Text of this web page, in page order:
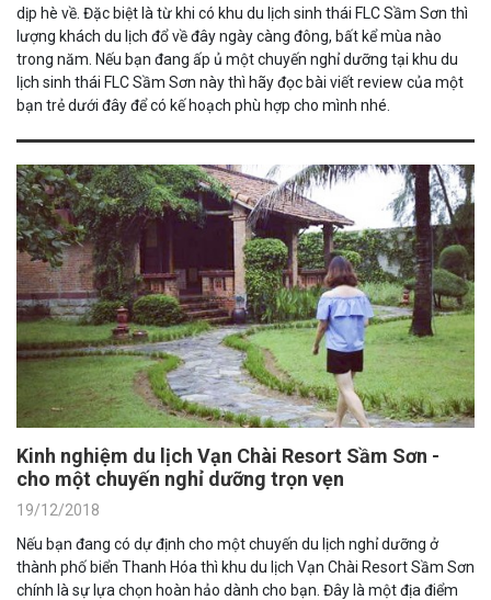
dịp hè về. Đặc biệt là từ khi có khu du lịch sinh thái FLC Sầm Sơn thì
lượng khách du lịch đổ về đây ngày càng đông, bất kể mùa nào
trong năm. Nếu bạn đang ấp ủ một chuyến nghỉ dưỡng tại khu du
lịch sinh thái FLC Sầm Sơn này thì hãy đọc bài viết review của một
bạn trẻ dưới đây để có kế hoạch phù hợp cho mình nhé.
Kinh nghiệm du lịch Vạn Chài Resort Sầm Sơn -
cho một chuyến nghỉ dưỡng trọn vẹn
19/12/2018
Nếu bạn đang có dự định cho một chuyến du lịch nghỉ dưỡng ở
thành phố biển Thanh Hóa thì khu du lịch Vạn Chài Resort Sầm Sơn
chính là sự lựa chọn hoàn hảo dành cho bạn. Đây là một địa điểm